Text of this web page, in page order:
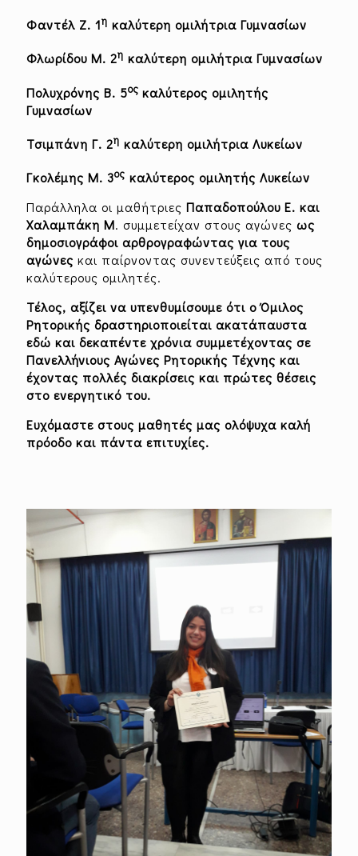
Φαντέλ Ζ. 1η καλύτερη ομιλήτρια Γυμνασίων
Φλωρίδου Μ. 2η καλύτερη ομιλήτρια Γυμνασίων
Πολυχρόνης Β. 5ος καλύτερος ομιλητής
Γυμνασίων
Τσιμπάνη Γ. 2η καλύτερη ομιλήτρια Λυκείων
Γκολέμης Μ. 3ος καλύτερος ομιλητής Λυκείων
Παράλληλα οι μαθήτριες Παπαδοπούλου Ε. και
Χαλαμπάκη Μ. συμμετείχαν στους αγώνες ως
δημοσιογράφοι αρθρογραφώντας για τους
αγώνες και παίρνοντας συνεντεύξεις από τους
καλύτερους ομιλητές.
Τέλος, αξίζει να υπενθυμίσουμε ότι ο Όμιλος
Ρητορικής δραστηριοποιείται ακατάπαυστα
εδώ και δεκαπέντε χρόνια συμμετέχοντας σε
Πανελλήνιους Αγώνες Ρητορικής Τέχνης και
έχοντας πολλές διακρίσεις και πρώτες θέσεις
στο ενεργητικό του.
Ευχόμαστε στους μαθητές μας ολόψυχα καλή
πρόοδο και πάντα επιτυχίες.